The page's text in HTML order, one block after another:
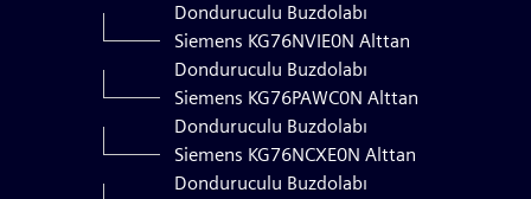
Donduruculu Buzdolabı
Siemens KG76NVIE0N Alttan
Donduruculu Buzdolabı
Siemens KG76PAWC0N Alttan
Donduruculu Buzdolabı
Siemens KG76NCXE0N Alttan
Donduruculu Buzdolabı